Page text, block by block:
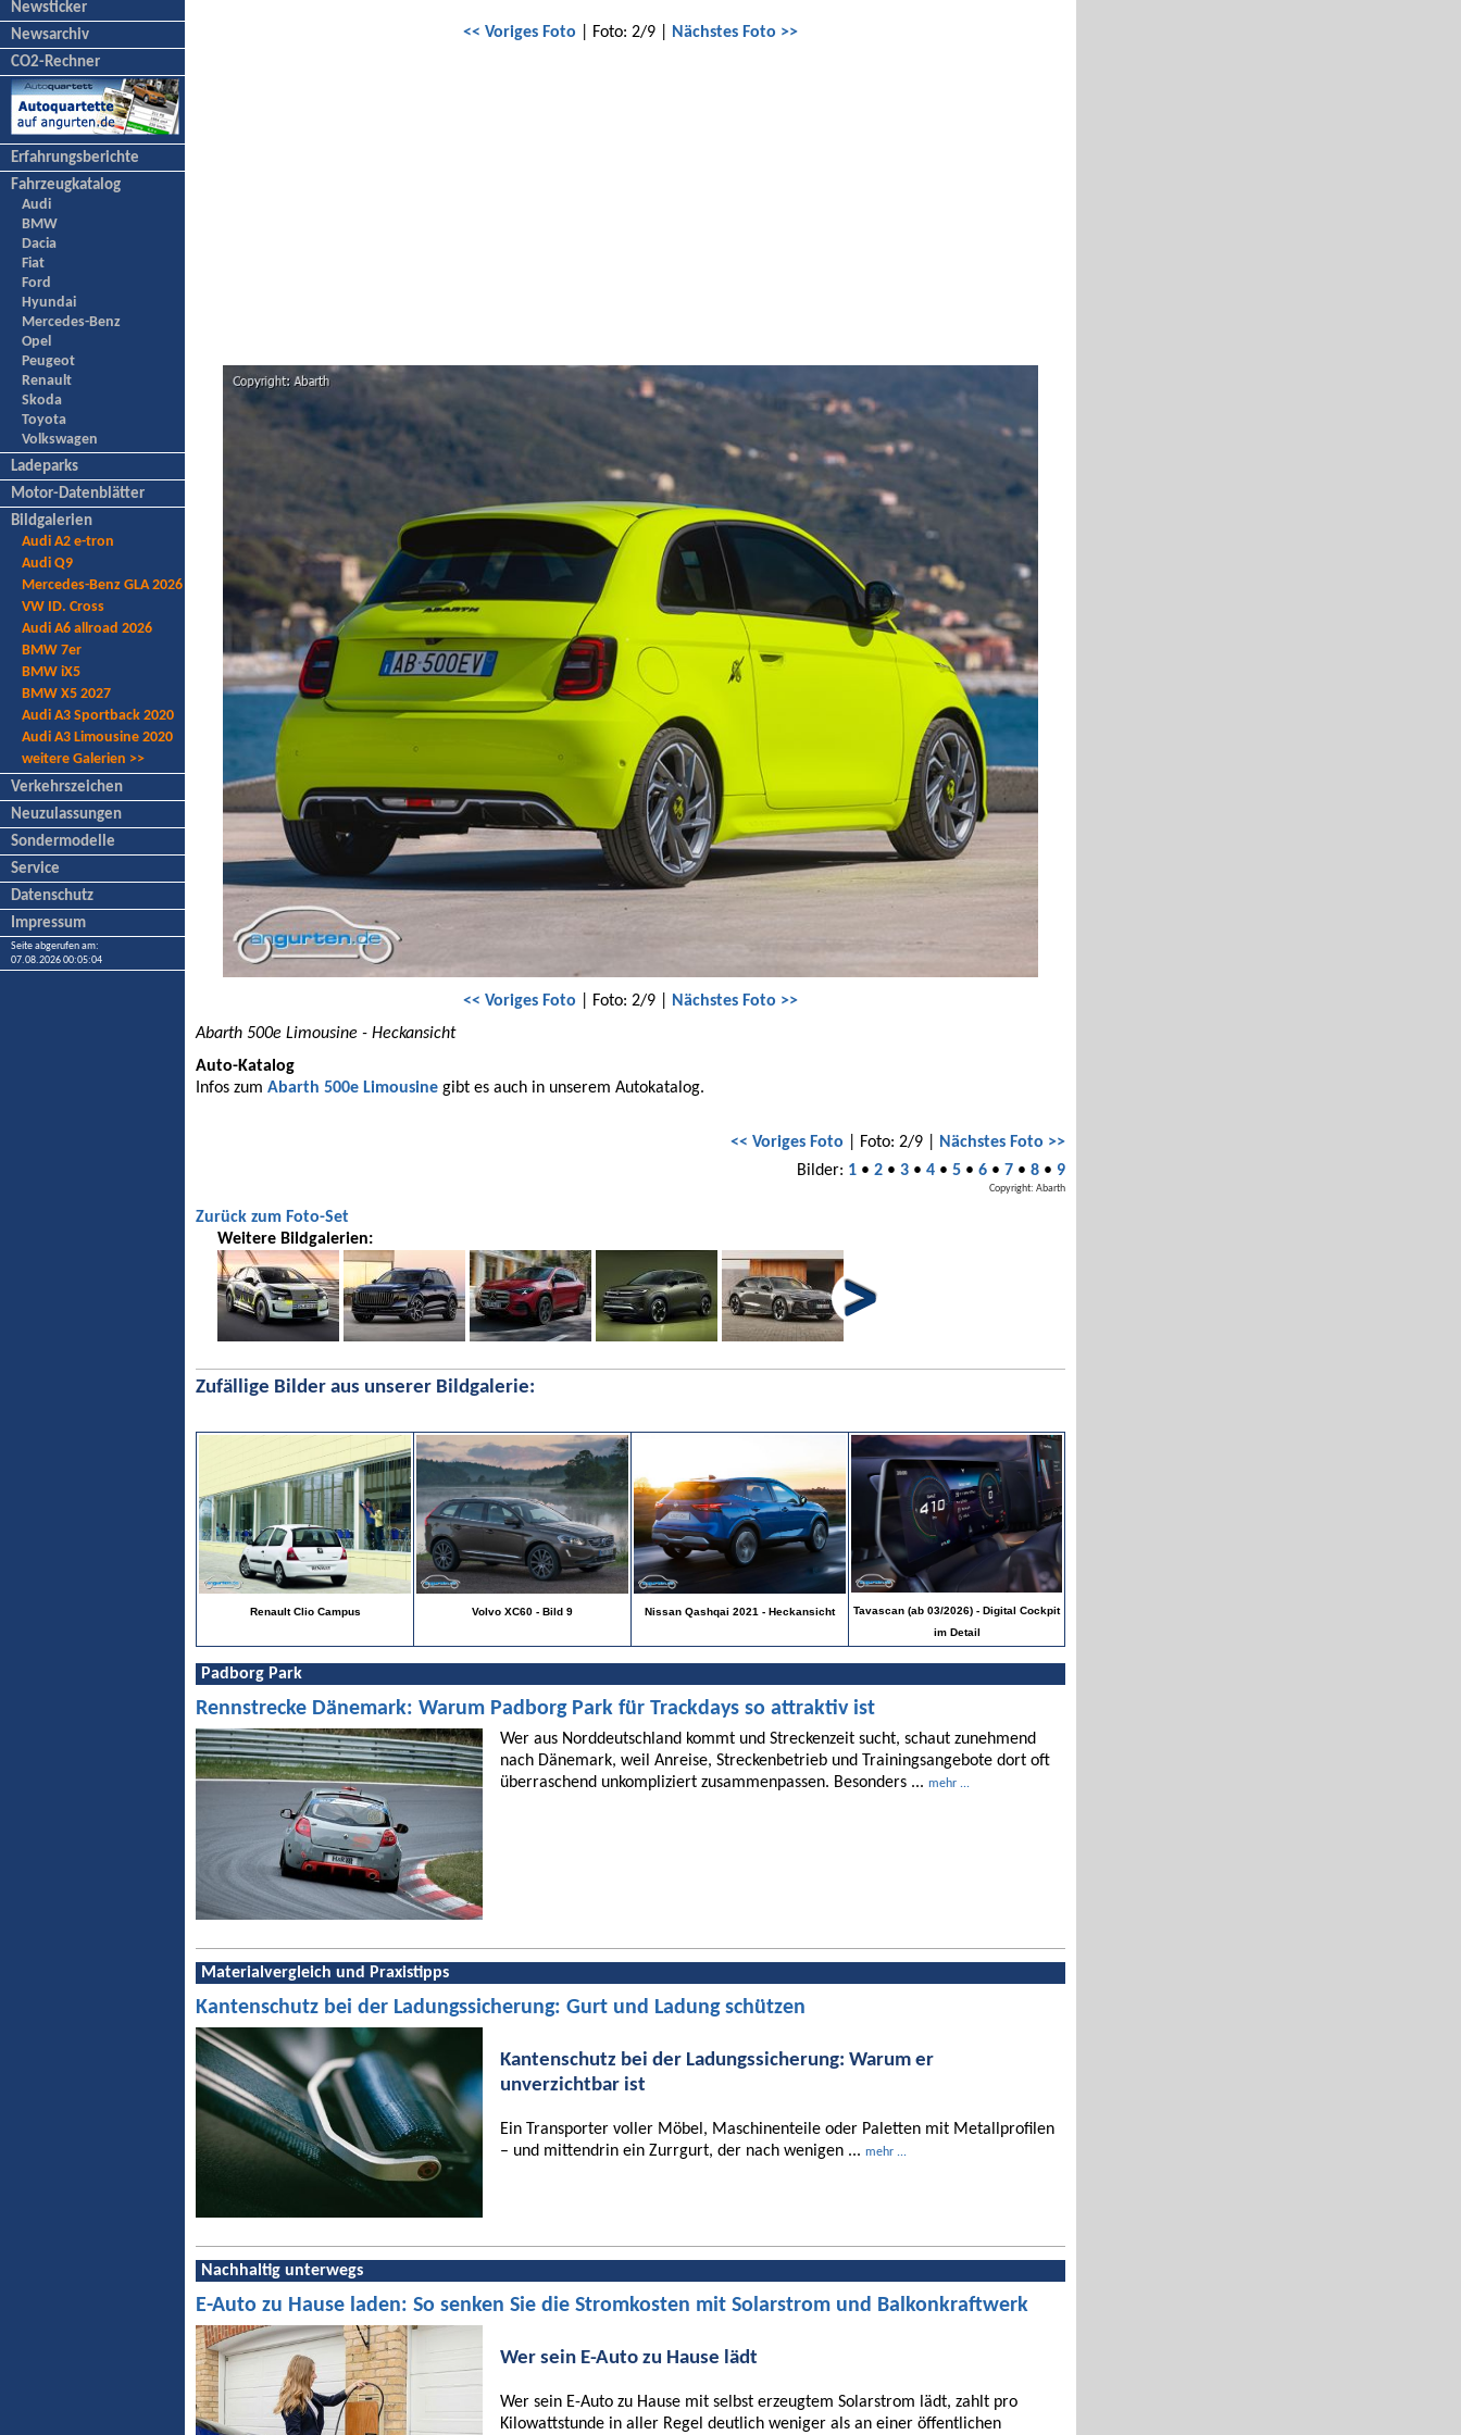
Newsticker
Newsarchiv
CO2-Rechner
Erfahrungsberichte
Fahrzeugkatalog
Audi
BMW
Dacia
Fiat
Ford
Hyundai
Mercedes-Benz
Opel
Peugeot
Renault
Skoda
Toyota
Volkswagen
Ladeparks
Motor-Datenblätter
Bildgalerien
Audi A2 e-tron
Audi Q9
Mercedes-Benz GLA 2026
VW ID. Cross
Audi A6 allroad 2026
BMW 7er
BMW iX5
BMW X5 2027
Audi A3 Sportback 2020
Audi A3 Limousine 2020
weitere Galerien >>
Verkehrszeichen
Neuzulassungen
Sondermodelle
Service
Datenschutz
Impressum
Seite abgerufen am:
07.08.2026 00:05:04
<< Voriges Foto | Foto: 2/9 | Nächstes Foto >>
<< Voriges Foto | Foto: 2/9 |
Nächstes Foto >>
Abarth 500e Limousine - Heckansicht
Auto-Katalog
Infos zum Abarth 500e Limousine gibt es auch in unserem Autokatalog.
<< Voriges Foto | Foto: 2/9 |
Nächstes Foto >>
Bilder: 1 • 2 • 3 • 4 • 5 • 6 • 7 • 8 • 9
Copyright: Abarth
Zurück zum Foto-Set
Weitere Bildgalerien:
Zufällige Bilder aus unserer Bildgalerie:
Renault Clio Campus Volvo XC60 - Bild 9 Nissan Qashqai 2021 - Heckansicht
Tavascan (ab 03/2026) - Digital Cockpit
im Detail
Padborg Park
Rennstrecke Dänemark: Warum Padborg Park für Trackdays so attraktiv ist
Wer aus Norddeutschland kommt und Streckenzeit sucht, schaut zunehmend
nach Dänemark, weil Anreise, Streckenbetrieb und Trainingsangebote dort oft
überraschend unkompliziert zusammenpassen. Besonders ... mehr ...
Materialvergleich und Praxistipps
Kantenschutz bei der Ladungssicherung: Gurt und Ladung schützen
Kantenschutz bei der Ladungssicherung: Warum er
unverzichtbar ist
Ein Transporter voller Möbel, Maschinenteile oder Paletten mit Metallprofilen
– und mittendrin ein Zurrgurt, der nach wenigen ... mehr ...
Nachhaltig unterwegs
E-Auto zu Hause laden: So senken Sie die Stromkosten mit Solarstrom und Balkonkraftwerk
Wer sein E-Auto zu Hause lädt
Wer sein E-Auto zu Hause mit selbst erzeugtem Solarstrom lädt, zahlt pro
Kilowattstunde in aller Regel deutlich weniger als an einer öffentlichen